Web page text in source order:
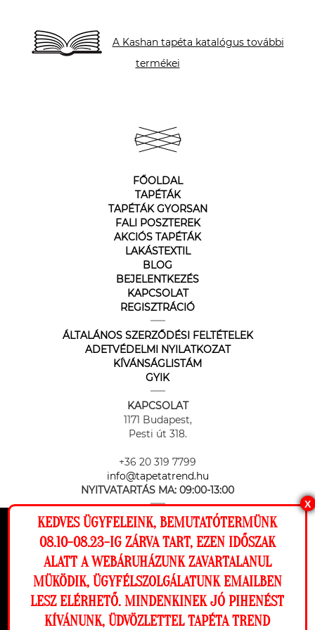
Ez a weboldal cookie-kat használ, hogy a
lehető legjobb élményt nyújtsa honlapunkon.
Beállítások
Elutasítom Engedélyezem
A Kashan tapéta katalógus további
termékei
FŐOLDAL
TAPÉTÁK
TAPÉTÁK GYORSAN
FALI POSZTEREK
AKCIÓS TAPÉTÁK
LAKÁSTEXTIL
BLOG
BEJELENTKEZÉS
KAPCSOLAT
REGISZTRÁCIÓ
ÁLTALÁNOS SZERZŐDÉSI FELTÉTELEK
ADETVÉDELMI NYILATKOZAT
KÍVÁNSÁGLISTÁM
GYIK
KAPCSOLAT
1171 Budapest,
Pesti út 318.
+36 20 319 7799
info@tapetatrend.hu
NYITVATARTÁS MA: 09:00-13:00
Az online fizetést a Barion Payment Zrt. biztosítja, MNB engedély
száma: H-EN-I-1064/2013
X
KEDVES ÜGYFELEINK, BEMUTATÓTERMÜNK
08.10-08.23-IG ZÁRVA TART, EZEN IDŐSZAK
ALATT A WEBÁRUHÁZUNK ZAVARTALANUL
MÜKÖDIK, ÜGYFÉLSZOLGÁLATUNK EMAILBEN
LESZ ELÉRHETŐ. MINDENKINEK JÓ PIHENÉST
KÍVÁNUNK, ÜDVÖZLETTEL TAPÉTA TREND